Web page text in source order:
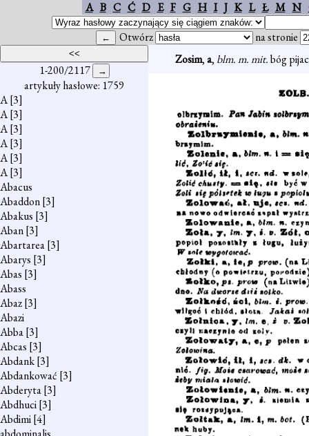
A B C Ć D E F G H I J K L Ł M N
Otwórz na stronie
1-200/2117
artykuły hasłowe: 1759
A[3]
A[3]
A[3]
A[3]
A[3]
A[3]
Abacus
Abaddon[3]
Abakus [3]
Aban[3]
Abartarea[3]
Abarys [3]
Abas [3]
Abass
Abaz[3]
Abazi
Abba[3]
Abcas [3]
Abdank[3]
Abdankować [3]
Abderyta[3]
Abdhuci[3]
Abdimi[4]
Zosim,a, blm. m. mit.bóg